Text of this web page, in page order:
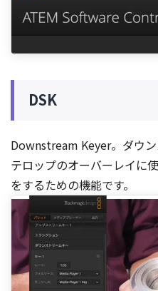
DSK
Downstream Keyer。ダウ
テロップのオーバーレイに
をするための機能です。